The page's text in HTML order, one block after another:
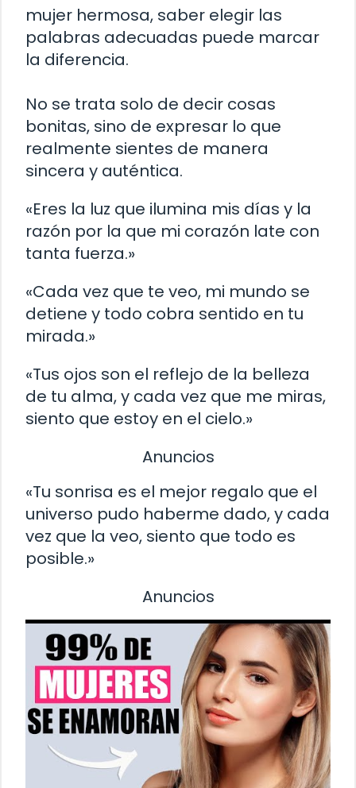
mujer hermosa, saber elegir las
palabras adecuadas puede marcar
la diferencia.
No se trata solo de decir cosas
bonitas, sino de expresar lo que
realmente sientes de manera
sincera y auténtica.
«Eres la luz que ilumina mis días y la
razón por la que mi corazón late con
tanta fuerza.»
«Cada vez que te veo, mi mundo se
detiene y todo cobra sentido en tu
mirada.»
«Tus ojos son el reflejo de la belleza
de tu alma, y cada vez que me miras,
siento que estoy en el cielo.»
Anuncios
«Tu sonrisa es el mejor regalo que el
universo pudo haberme dado, y cada
vez que la veo, siento que todo es
posible.»
Anuncios